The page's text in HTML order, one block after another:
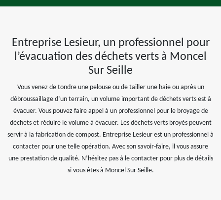
Entreprise Lesieur, un professionnel pour
l’évacuation des déchets verts à Moncel
Sur Seille
Vous venez de tondre une pelouse ou de tailler une haie ou après un
débroussaillage d’un terrain, un volume important de déchets verts est à
évacuer. Vous pouvez faire appel à un professionnel pour le broyage de
déchets et réduire le volume à évacuer. Les déchets verts broyés peuvent
servir à la fabrication de compost. Entreprise Lesieur est un professionnel à
contacter pour une telle opération. Avec son savoir-faire, il vous assure
une prestation de qualité. N’hésitez pas à le contacter pour plus de détails
si vous êtes à Moncel Sur Seille.